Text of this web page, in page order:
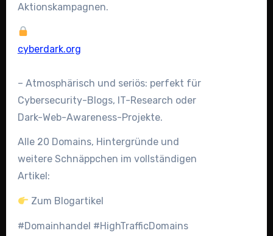
Aktionskampagnen.
cyberdark.org
– Atmosphärisch und seriös: perfekt für
Cybersecurity-Blogs, IT-Research oder
Dark-Web-Awareness-Projekte.
Alle 20 Domains, Hintergründe und
weitere Schnäppchen im vollständigen
Artikel:
Zum Blogartikel
#Domainhandel #HighTrafficDomains